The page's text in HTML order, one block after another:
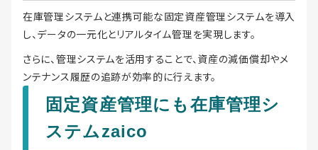
在庫管理システムと連携可能な固定資産管理システムを導入
し、データの一元化とリアルタイム管理を実現します。
さらに、管理システムを活用することで、資産の減価償却やメ
ンテナンス履歴の追跡が効率的に行えます。
固定資産管理にも在庫管理シ
ステムzaico